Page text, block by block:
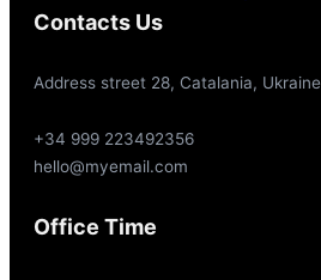
Contacts Us
Address street 28, Catalania, Ukraine
+34 999 223492356
hello@myemail.com
Office Time